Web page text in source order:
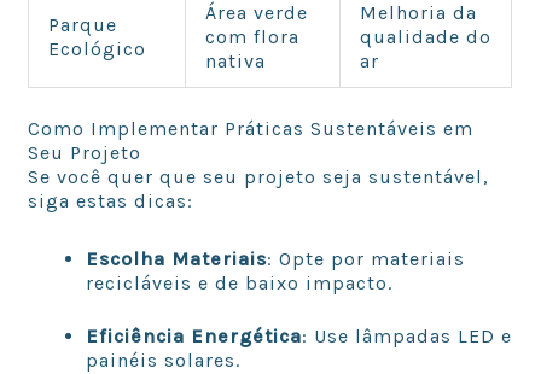
Parque
Ecológico
Área verde
com flora
nativa
Melhoria da
qualidade do
ar
Como Implementar Práticas Sustentáveis em
Seu Projeto
Se você quer que seu projeto seja sustentável,
siga estas dicas:
Escolha Materiais: Opte por materiais
recicláveis e de baixo impacto.
Eficiência Energética: Use lâmpadas LED e
painéis solares.